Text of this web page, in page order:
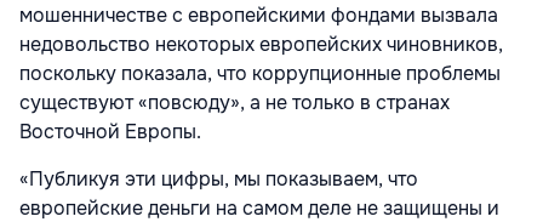
мошенничестве с европейскими фондами вызвала
недовольство некоторых европейских чиновников,
поскольку показала, что коррупционные проблемы
существуют «повсюду», а не только в странах
Восточной Европы.
«Публикуя эти цифры, мы показываем, что
европейские деньги на самом деле не защищены и